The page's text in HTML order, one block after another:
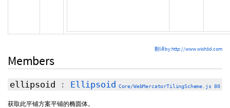
翻译by:http://www.wish3d.com
Members
ellipsoid : Ellipsoid Core/WebMercatorTilingScheme.js 80
获取此平铺方案平铺的椭圆体。